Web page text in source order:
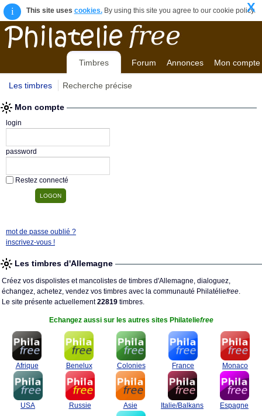
i This site uses cookies.By using this site you agree to our cookie policy.
X
Timbres Forum Annonces Mon compte
Les timbres Recherche précise
Mon compte
login
password
Restez connecté
mot de passe oublié ?
inscrivez-vous !
Les timbres d'Allemagne
Créez vos dispolistes et mancolistes de timbres d'Allemagne, dialoguez,
échangez, achetez, vendez vos timbres avec la communauté Philatéliefree.
Le site présente actuellement22819 timbres.
Echangez aussi sur les autres sites Philateliefree
Afrique Benelux Colonies France Monaco
USA Russie Asie Italie/Balkans Espagne